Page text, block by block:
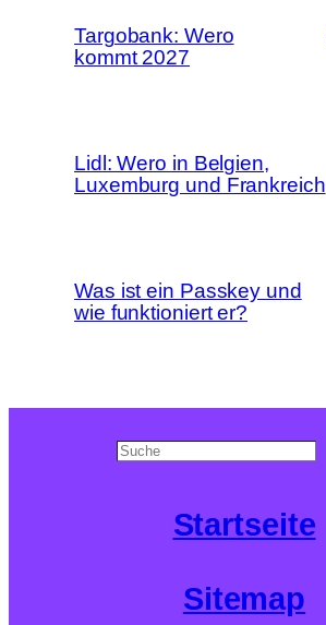
Targobank: Wero
kommt 2027
Lidl: Wero in Belgien,
Luxemburg und Frankreich
Was ist ein Passkey und
wie funktioniert er?
Search
Startseite
Sitemap